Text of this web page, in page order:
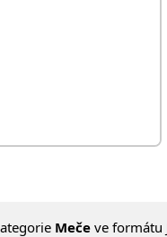
Mečeve formátu